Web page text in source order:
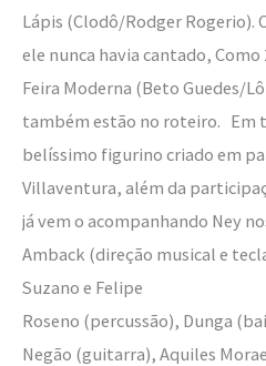
Lápis (Clodô/Rodger Rogerio).
ele nunca havia cantado, Como
Feira Moderna (Beto Guedes/
também estão no roteiro. Em
belíssimo figurino criado em
Villaventura, além da
já vem o acompanhando Ney
Amback (direção musical e
Suzano e Felipe
Roseno (percussão), Dunga
Negão (guitarra), Aquiles